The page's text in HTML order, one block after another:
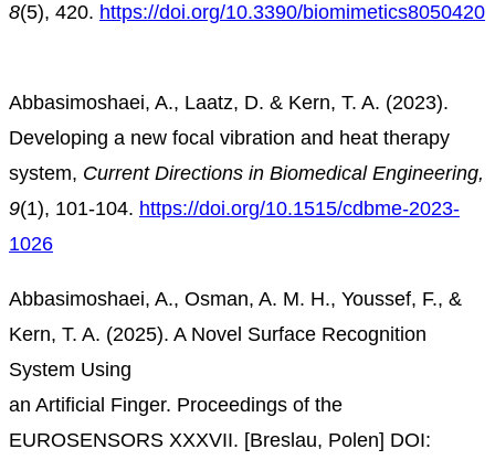
8(5), 420. https://doi.org/10.3390/biomimetics8050420
Abbasimoshaei, A., Laatz, D. & Kern, T. A. (2023).
Developing a new focal vibration and heat therapy
system, Current Directions in Biomedical Engineering,
9(1), 101-104. https://doi.org/10.1515/cdbme-2023-
1026
Abbasimoshaei, A., Osman, A. M. H., Youssef, F., &
Kern, T. A. (2025). A Novel Surface Recognition
System Using
an Artificial Finger. Proceedings of the
EUROSENSORS XXXVII. [Breslau, Polen] DOI: